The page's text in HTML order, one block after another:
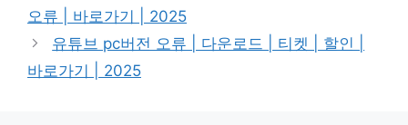
고
리
오류 | 바로가기 | 2025
유튜브 pc버전 오류 | 다운로드 | 티켓 | 할인 |
바로가기 | 2025